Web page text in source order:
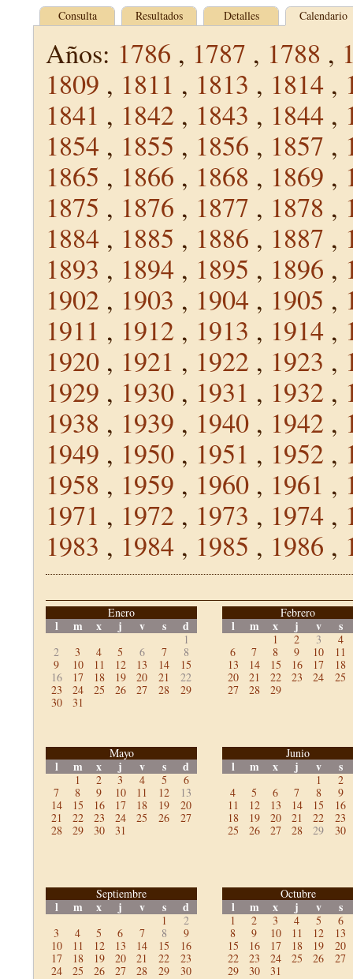
Consulta Resultados Detalles Calendario
Años: 1786 , 1787 , 1788 ,
1809 , 1811 , 1813 , 1814 ,
1841 , 1842 , 1843 , 1844 ,
1854 , 1855 , 1856 , 1857 ,
1865 , 1866 , 1868 , 1869 ,
1875 , 1876 , 1877 , 1878 ,
1884 , 1885 , 1886 , 1887 ,
1893 , 1894 , 1895 , 1896 ,
1902 , 1903 , 1904 , 1905 ,
1911 , 1912 , 1913 , 1914 ,
1920 , 1921 , 1922 , 1923 ,
1929 , 1930 , 1931 , 1932 ,
1938 , 1939 , 1940 , 1942 ,
1949 , 1950 , 1951 , 1952 ,
1958 , 1959 , 1960 , 1961 ,
1971 , 1972 , 1973 , 1974 ,
1983 , 1984 , 1985 , 1986 ,
Enero
l m x j v s d
1
2
3 4 5 6 7
8
9
10 11 12 13 14
15
16
17 18 19 20 21
22
23
24 25 26 27 28
29
30
31
Febrero
l m x j v s
1 2 3
4
6
7 8 9 10
11
13
14 15 16 17
18
20
21 22 23 24
25
27
28 29
Mayo
l m x j v s d
1 2 3 4 5
6
7
8 9 10 11 12
13
14
15 16 17 18 19
20
21
22 23 24 25 26
27
28
29 30 31
Junio
l m x j v s
1
2
4
5 6 7 8
9
11
12 13 14 15
16
18
19 20 21 22
23
25
26 27 28 29 30
Septiembre
l m x j v s d
1
2
3
4 5 6 7 8
9
10
11 12 13 14 15
16
17
18 19 20 21 22
23
24
25 26 27 28 29 30
Octubre
l m x j v s
1 2 3 4 5
6
8
9 10 11 12
13
15
16 17 18 19
20
22
23 24 25 26
27
29
30 31